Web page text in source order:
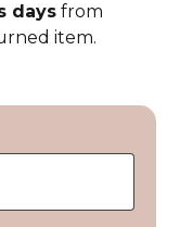
days from
item.